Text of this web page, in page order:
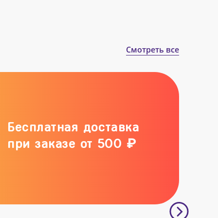
Смотреть все
Бесплатная доставка
при заказе от 500 ₽